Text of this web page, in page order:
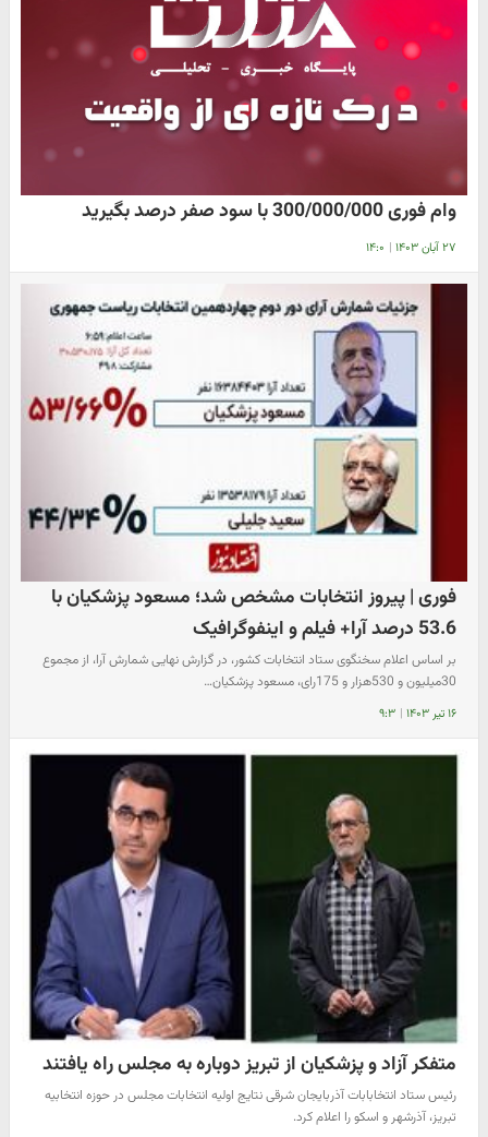
وام فوری 300/000/000 با سود صفر درصد بگیرید
۲۷ آبان ۱۴۰۳ | ۱۴:۰
فوری | پیروز انتخابات مشخص شد؛ مسعود پزشکیان با
53.6 درصد آرا+ فیلم و اینفوگرافیک
بر اساس اعلام سخنگوی ستاد انتخابات کشور، در گزارش نهایی شمارش آرا، از مجموع
30میلیون و 530هزار و 175رای، مسعود پزشکیان…
۱۶ تیر ۱۴۰۳ | ۹:۳
متفکر آزاد و پزشکیان از تبریز دوباره به مجلس راه یافتند
رئیس ستاد انتخابابات آذربایجان شرقی نتایج اولیه انتخابات مجلس در حوزه انتخابیه
تبریز، آذرشهر و اسکو را اعلام کرد.